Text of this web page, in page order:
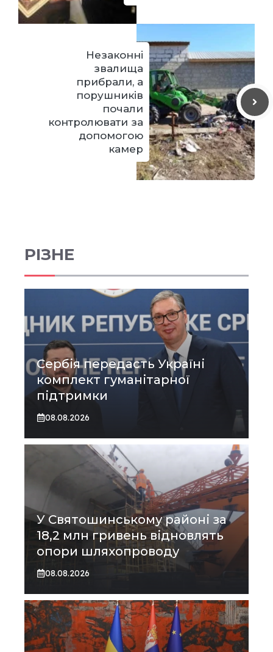
Незаконні
звалища
прибрали, а
порушників
почали
контролювати за
допомогою
камер
РІЗНЕ
Сербія передасть Україні
комплект гуманітарної
підтримки
08.08.2026
У Святошинському районі за
18,2 млн гривень відновлять
опори шляхопроводу
08.08.2026